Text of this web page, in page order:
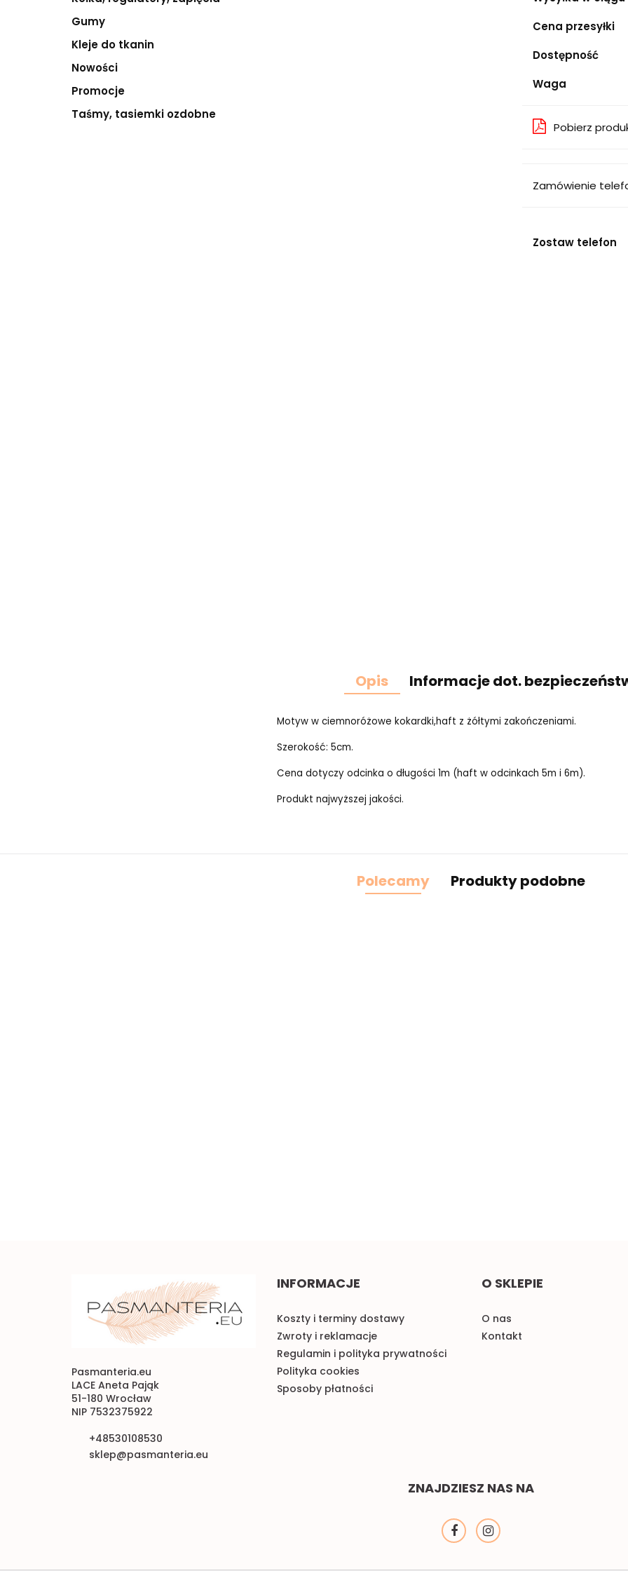
Gumy
Kleje do tkanin
Nowości
Promocje
Taśmy, tasiemki ozdobne
Cena przesyłki
Dostępność
Waga
Pobierz
Zamówienie
Zostaw telefon
Opis Informacje dot.
Motyw w ciemnoróżowe kokardki,haft z żółtymi zakończeniami.
Szerokość: 5cm.
Cena dotyczy odcinka o długości 1m (haft w odcinkach 5m i 6m).
Produkt najwyższej jakości.
Polecamy Produkty podobne
Pasmanteria.eu
LACE Aneta Pająk
51-180 Wrocław
NIP 7532375922
+48530108530
sklep@pasmanteria.eu
INFORMACJE
Koszty i terminy dostawy
Zwroty i reklamacje
Regulamin i polityka prywatności
Polityka cookies
Sposoby płatności
O SKLEPIE
O nas
Kontakt
ZNAJDZIESZ NAS NA